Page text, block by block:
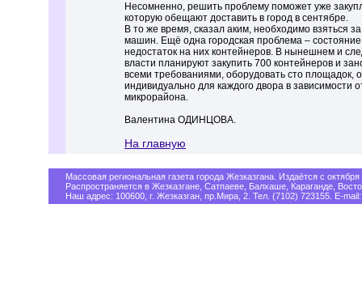
Несомненно, решить проблему поможет уже
которую обещают доставить в город в сентябре.
В то же время, сказал аким, необходимо взяться
машин. Ещё одна городская проблема –
недостаток на них контейнеров. В нынешнем и
власти планируют закупить 700 контейнеров и
всеми требованиями, оборудовать сто площадок,
индивидуально для каждого двора в зависимости
микрорайона.
Валентина ОДИНЦОВА.
На главную
Массовая региональная газета города Жезказгана. Издаётся с октября
Распространяется в Жезказгане, Сатпаеве, Балхаше, Караганде,
Наш адрес: 100600, г. Жезказган, пр.Мира, 2. Тел. (7102) 723155. E-